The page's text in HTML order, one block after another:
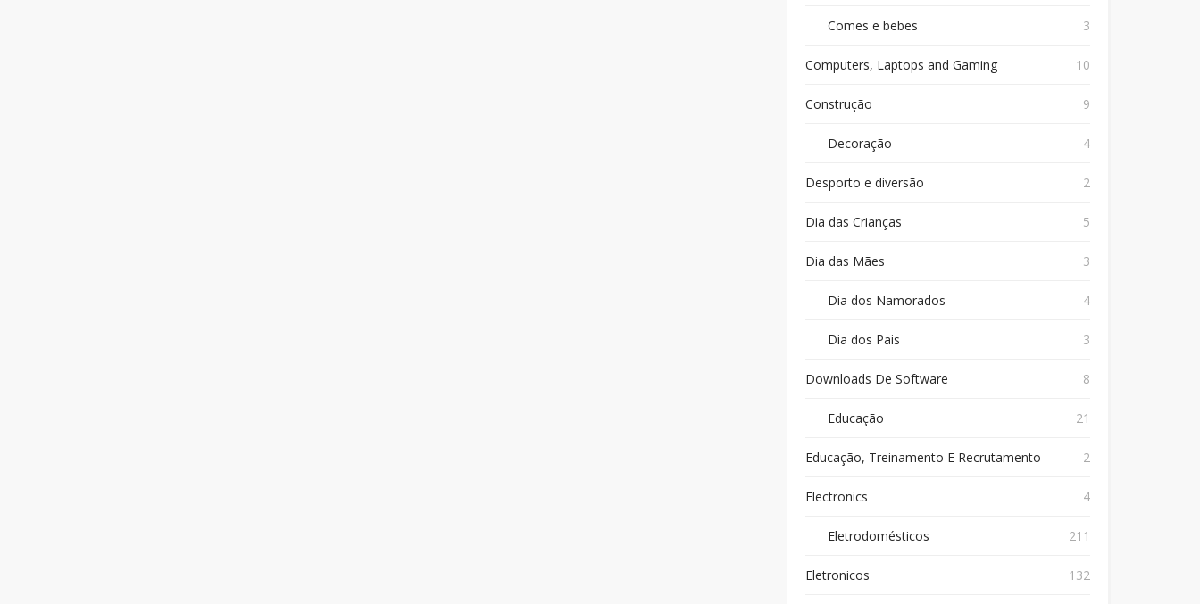
Comes e bebes 3
Computers, Laptops and Gaming 10
Construção 9
Decoração 4
Desporto e diversão 2
Dia das Crianças 5
Dia das Mães 3
Dia dos Namorados 4
Dia dos Pais 3
Downloads De Software 8
Educação 21
Educação, Treinamento E Recrutamento 2
Electronics 4
Eletrodomésticos 211
Eletronicos 132